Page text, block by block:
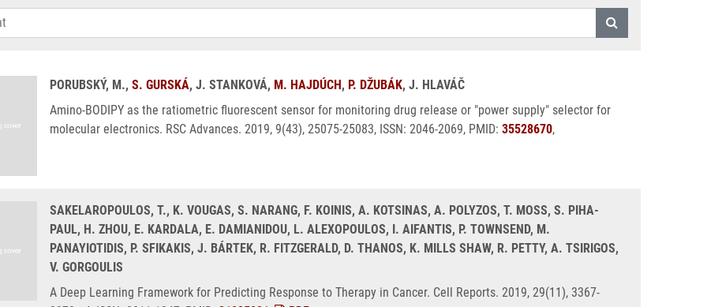
PORUBSKÝ, M., S. GURSKÁ, J. STANKOVÁ, M. HAJDÚCH, P. DŽUBÁK, J. HLAVÁČ
Amino-BODIPY as the ratiometric fluorescent sensor for monitoring drug release or "power supply" selector for
molecular electronics. RSC Advances. 2019, 9(43), 25075-25083, ISSN: 2046-2069, PMID: 35528670,
SAKELAROPOULOS, T., K. VOUGAS, S. NARANG, F. KOINIS, A. KOTSINAS, A. POLYZOS, T. MOSS, S. PIHA-
PAUL, H. ZHOU, E. KARDALA, E. DAMIANIDOU, L. ALEXOPOULOS, I. AIFANTIS, P. TOWNSEND, M.
PANAYIOTIDIS, P. SFIKAKIS, J. BÁRTEK, R. FITZGERALD, D. THANOS, K. MILLS SHAW, R. PETTY, A. TSIRIGOS,
V. GORGOULIS
A Deep Learning Framework for Predicting Response to Therapy in Cancer. Cell Reports. 2019, 29(11), 3367-